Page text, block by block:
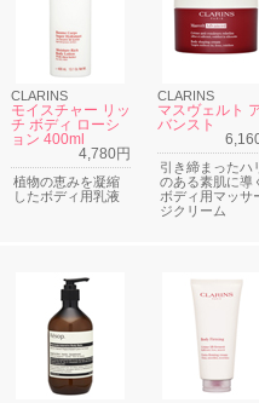
CLARINS
モイスチャー リッ
チ ボディ ローシ
ョン 400ml
4,780円
植物の恵みを凝縮
したボディ用乳液
CLARINS
マスヴェルト
バンスト
引き締まったハ
のある素肌に導
ボディ用マッサ
ジクリーム